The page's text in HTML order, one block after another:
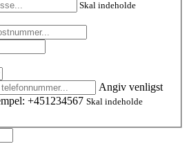
Skal indeholde
Angiv venligst
+451234567 Skal indeholde